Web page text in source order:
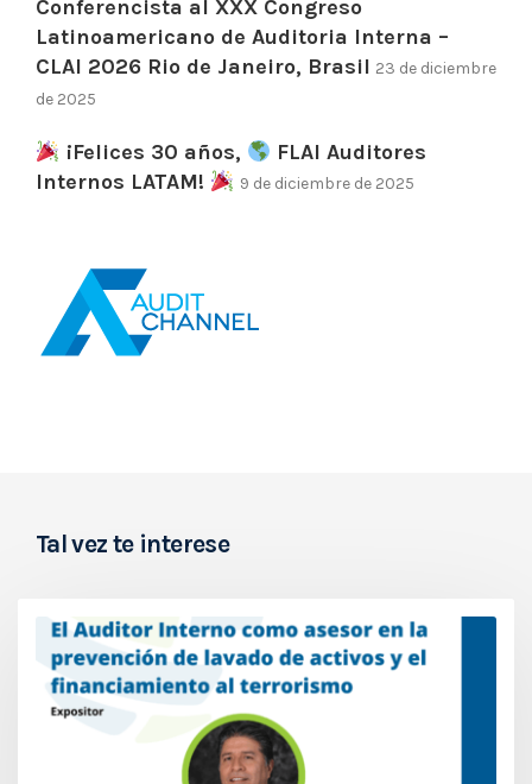
Conferencista al XXX Congreso
Latinoamericano de Auditoria Interna –
CLAI 2026 Rio de Janeiro, Brasil 23 de diciembre
de 2025
¡Felices 30 años,
FLAI Auditores
Internos LATAM!
9 de diciembre de 2025
Tal vez te interese